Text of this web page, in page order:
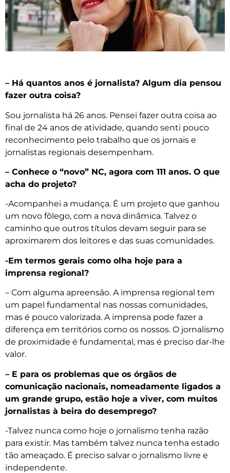
– Há quantos anos é jornalista? Algum dia pensou
fazer outra coisa?
Sou jornalista há 26 anos. Pensei fazer outra coisa ao
final de 24 anos de atividade, quando senti pouco
reconhecimento pelo trabalho que os jornais e
jornalistas regionais desempenham.
– Conhece o “novo” NC, agora com 111 anos. O que
acha do projeto?
-Acompanhei a mudança. É um projeto que ganhou
um novo fôlego, com a nova dinâmica. Talvez o
caminho que outros títulos devam seguir para se
aproximarem dos leitores e das suas comunidades.
-Em termos gerais como olha hoje para a
imprensa regional?
– Com alguma apreensão. A imprensa regional tem
um papel fundamental nas nossas comunidades,
mas é pouco valorizada. A imprensa pode fazer a
diferença em territórios como os nossos. O jornalismo
de proximidade é fundamental, mas é preciso dar-lhe
valor.
– E para os problemas que os órgãos de
comunicação nacionais, nomeadamente ligados a
um grande grupo, estão hoje a viver, com muitos
jornalistas à beira do desemprego?
-Talvez nunca como hoje o jornalismo tenha razão
para existir. Mas também talvez nunca tenha estado
tão ameaçado. É preciso salvar o jornalismo livre e
independente.